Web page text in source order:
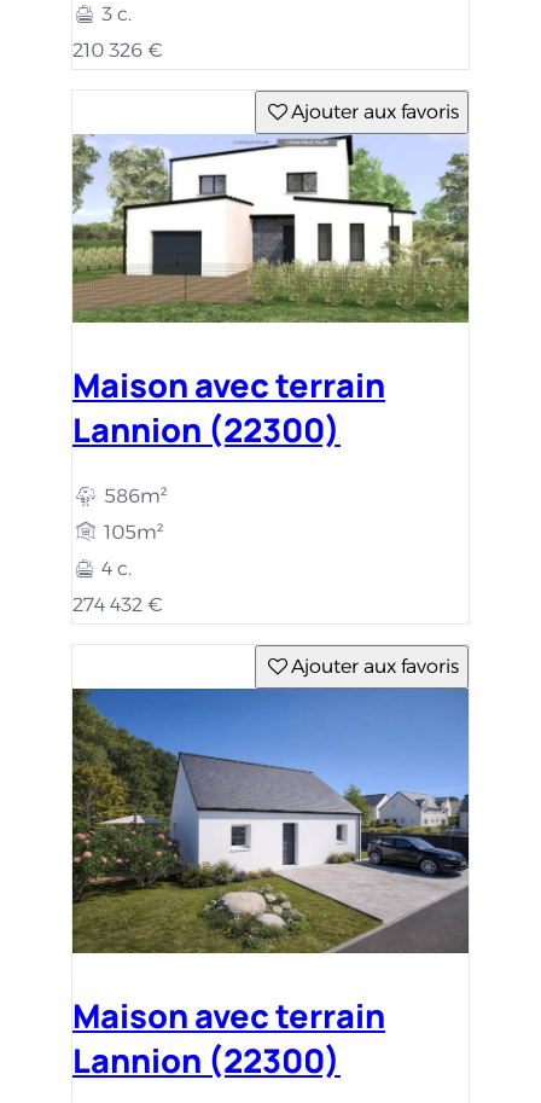
3 c.
210 326 €
Ajouter aux favoris
Maison avec terrain
Lannion (22300)
586m²
105m²
4 c.
274 432 €
Ajouter aux favoris
Maison avec terrain
Lannion (22300)